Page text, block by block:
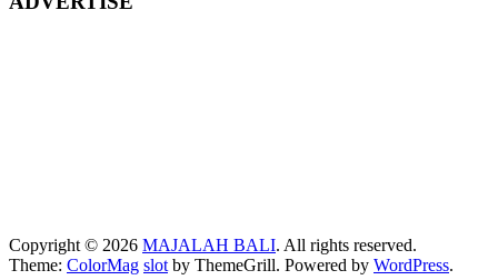
Copyright © 2026 MAJALAH BALI. All rights reserved.
Theme: ColorMag slot by ThemeGrill. Powered by WordPress.